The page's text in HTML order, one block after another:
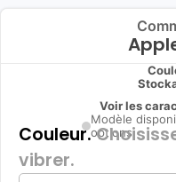
Voir les
Modèle
options
Couleur.
vibrer.